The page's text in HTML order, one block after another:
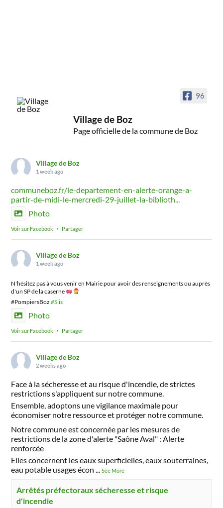
96
Village de Boz
Page officielle de la commune de Boz
Village de Boz
1 week ago
communeboz.fr/le-departement-en-alerte-orange-a-
partir-de-midi-le-mercredi-29-juillet-la-biblioth...
Photo
Voir sur Facebook · Partager
Village de Boz
1 week ago
N'hésitez pas à vous venir en Mairie pour avoir des renseignements ou auprès
d'un SP de la caserne
#PompiersBoz#Slis
Photo
Voir sur Facebook · Partager
Village de Boz
2 weeks ago
Face à la sécheresse et au risque d'incendie, de strictes
restrictions s'appliquent sur notre commune.
Ensemble, adoptons une vigilance maximale pour
économiser notre ressource et protéger notre commune.
Notre commune est concernée par les mesures de
restrictions de la zone d'alerte "Saône Aval" : Alerte
renforcée
Elles concernent les eaux superficielles, eaux souterraines,
eau potable usages écon ...See More
Arrêtés préfectoraux sécheresse et risque
d'incendie